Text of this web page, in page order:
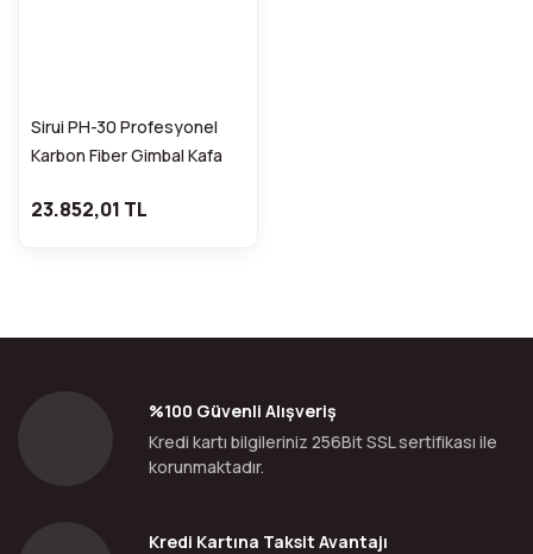
Sirui PH-30 Profesyonel
Karbon Fiber Gimbal Kafa
23.852,01 TL
%100 Güvenli Alışveriş
Kredi kartı bilgileriniz 256Bit SSL sertifikası ile
korunmaktadır.
Kredi Kartına Taksit Avantajı